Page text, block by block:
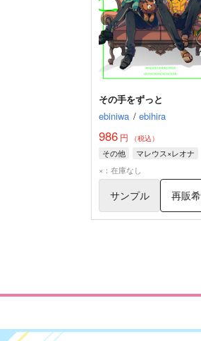
その手をずっと
ebiniwa / ebihira
986 円 （税込）
その他
マレウス×レオナ
×：在庫なし
サンプル 再販